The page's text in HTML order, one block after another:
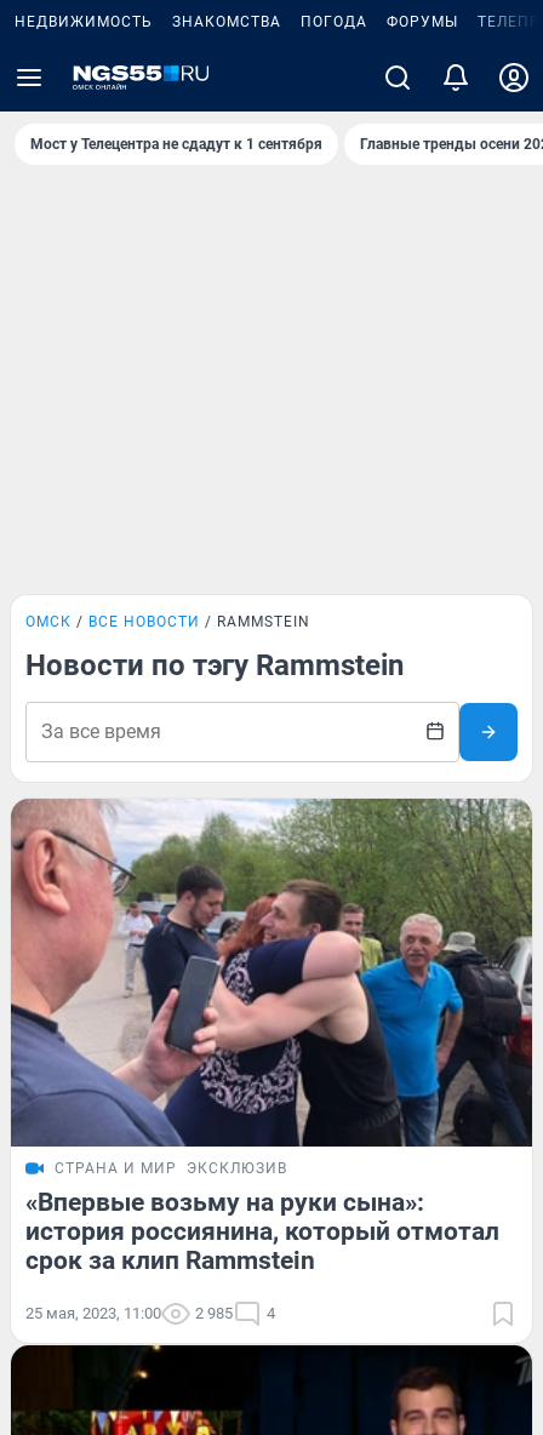
НЕДВИЖИМОСТЬ ЗНАКОМСТВА ПОГОДА ФОРУМЫ
Мост у Телецентра не сдадут к 1 сентября Главные тренды осени
ОМСК ВСЕ НОВОСТИ RAMMSTEIN
Новости по тэгу Rammstein
СТРАНА И МИР ЭКСКЛЮЗИВ
«Впервые возьму на руки сына»:
история россиянина, который отмотал
срок за клип Rammstein
25 мая, 2023, 11:00 2 985 4